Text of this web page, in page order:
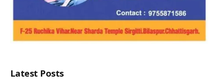
Latest Posts